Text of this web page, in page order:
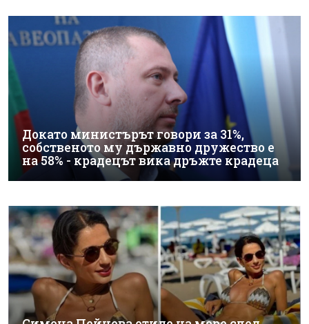
Докато министърът говори за 31%,
собственото му държавно дружество е
на 58% - крадецът вика дръжте крадеца